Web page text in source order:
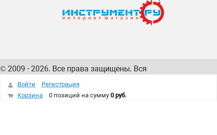
© 2009 - 2026. Все права защищены. Вся
информация на сайте – собственность
интернет-магазина
Войти
Регистрация
Корзина
0 позиций на сумму 0 руб.